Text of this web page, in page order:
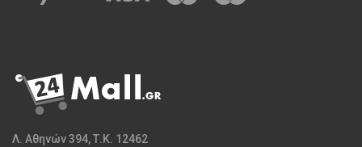
Λ. Αθηνών 394, Τ.Κ. 12462